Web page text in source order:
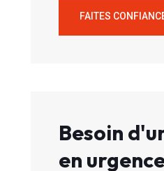
FAITES
Besoin
en